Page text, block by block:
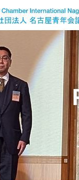
屋青年会議所
Instagram